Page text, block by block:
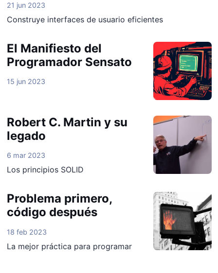
21 jun 2023
Construye interfaces de usuario eficientes
El Manifiesto del
Programador Sensato
15 jun 2023
Robert C. Martin y su
legado
6 mar 2023
Los principios SOLID
Problema primero,
código después
18 feb 2023
La mejor práctica para programar